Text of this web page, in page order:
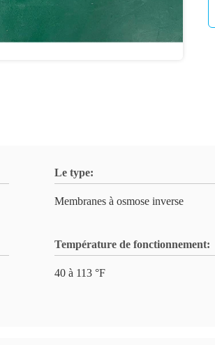
Le type:
Membranes à osmose inverse
Température de fonctionnement:
40 à 113 °F